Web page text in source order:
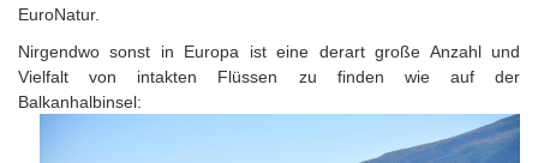
EuroNatur.
Nirgendwo sonst in Europa ist eine derart große Anzahl und
Vielfalt von intakten Flüssen zu finden wie auf der
Balkanhalbinsel: